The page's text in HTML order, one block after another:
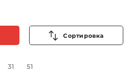
Сортировка
31 51